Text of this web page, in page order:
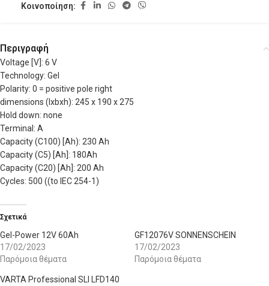
Κοινοποίηση:
Περιγραφή
Voltage [V]: 6 V
Technology: Gel
Polarity: 0 = positive pole right
dimensions (lxbxh): 245 x 190 x 275
Hold down: none
Terminal: A
Capacity (C100) [Ah): 230 Ah
Capacity (C5) [Ah]: 180Ah
Capacity (C20) [Ah]: 200 Ah
Cycles: 500 ((to IEC 254-1)
Σχετικά
Gel-Power 12V 60Ah
17/02/2023
Παρόμοια θέματα
GF12076V SONNENSCHEIN
17/02/2023
Παρόμοια θέματα
VARTA Professional SLI LFD140